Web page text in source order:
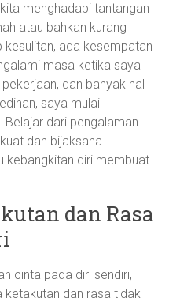
menghadapi tantangan
atau bahkan kurang
kesulitan, ada kesempatan
masa ketika saya
dan banyak hal
saya mulai
dari pengalaman
dan bijaksana.
kebangkitan diri membuat
dan Rasa
cinta pada diri sendiri,
ketakutan dan rasa tidak